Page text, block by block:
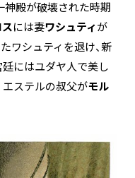
神殿が破壊された時期
には妻ワシュティが
ワシュティを退け、新
にはユダヤ人で美し
エステルの叔父がモル